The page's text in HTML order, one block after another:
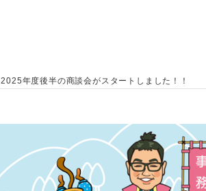
2025年度後半の商談会がスタートしました！！